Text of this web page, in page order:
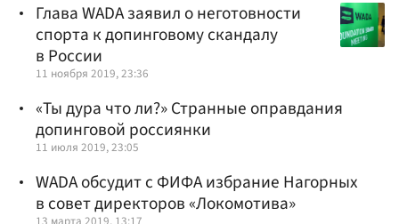
Глава WADA заявил о неготовности
спорта к допинговому скандалу
в России
11 ноября 2019, 23:36
«Ты дура что ли?» Странные оправдания
допинговой россиянки
11 июля 2019, 23:05
WADA обсудит с ФИФА избрание Нагорных
в совет директоров «Локомотива»